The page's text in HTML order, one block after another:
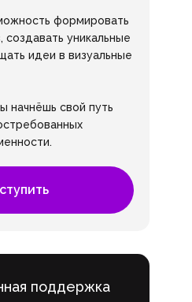
формировать
уникальные
идеи в визуальные
начнёшь свой путь
поддержка